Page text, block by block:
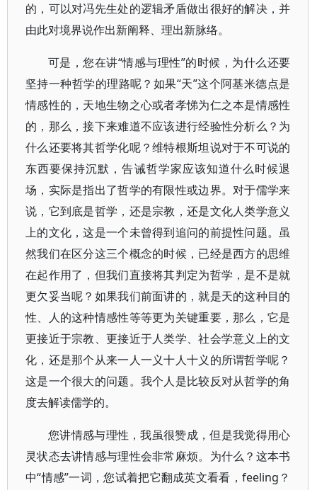
的，可以对冯先生处的逻辑矛盾做出很好的解决，并
由此对境界说作出新阐释、理出新脉络。
可是，您在讲“情感与理性”的时候，为什么还要
坚持一种哲学的理路呢？如果“天”这个阿基米德点是
情感性的，天地生物之心或者孝悌为仁之本是情感性
的，那么，接下来难道不应该进行经验性分析么？为
什么还要将其哲学化呢？维特根斯坦说对于不可说的
东西要保持沉默，告诫哲学家应该知道什么时候退
场，实际是指出了哲学的有限性或边界。对于儒学来
说，它到底是哲学，还是宗教，还是文化人类学意义
上的文化，这是一个未曾得到追问的前提性问题。虽
然我们在区分这三个概念的时候，已经是西方的思维
在起作用了，但我们直接将其判定为哲学，是不是就
更欠妥当呢？如果我们前面讲的，就是天的这种目的
性、人的这种情感性等等更为关键重要，那么，它是
更接近于宗教、更接近于人类学、社会学意义上的文
化，还是那个从来一人一义十人十义的所谓哲学呢？
这是一个很大的问题。我个人是比较反对从哲学的角
度去解读儒学的。
您讲情感与理性，我虽很赞成，但是我觉得用心
灵状态去讲情感与理性会非常麻烦。为什么？这本书
中“情感”一词，您试着把它翻成英文看看，feeling？